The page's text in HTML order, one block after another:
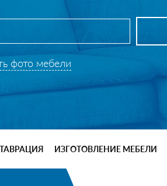
фото мебели
ИЗГОТОВЛЕНИЕ МЕБЕЛИ